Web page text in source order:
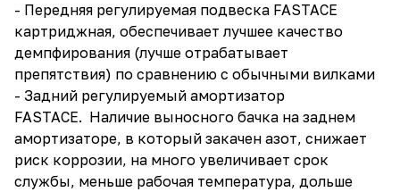
- Передняя регулируемая подвеска FASTACE
картриджная, обеспечивает лучшее качество
демпфирования (лучше отрабатывает
препятствия) по сравнению с обычными вилками
- Задний регулируемый амортизатор
FASTACE. Наличие выносного бачка на заднем
амортизаторе, в который закачен азот, снижает
риск коррозии, на много увеличивает срок
службы, меньше рабочая температура, дольше